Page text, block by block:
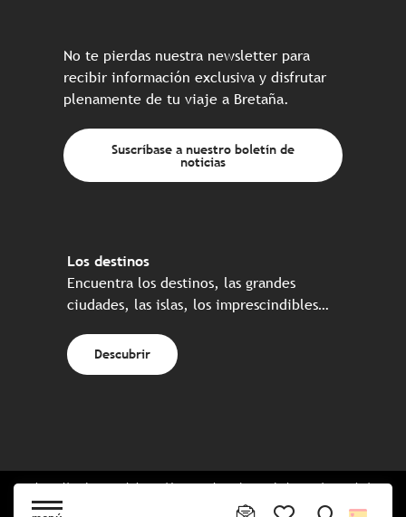
No te pierdas nuestra newsletter para
recibir información exclusiva y disfrutar
plenamente de tu viaje a Bretaña.
Suscríbase a nuestro boletín de
noticias
Los destinos
Encuentra los destinos, las grandes
ciudades, las islas, los imprescindibles…
Descubrir
Web realizada en colaboración con el conjunto de los socios turísticos